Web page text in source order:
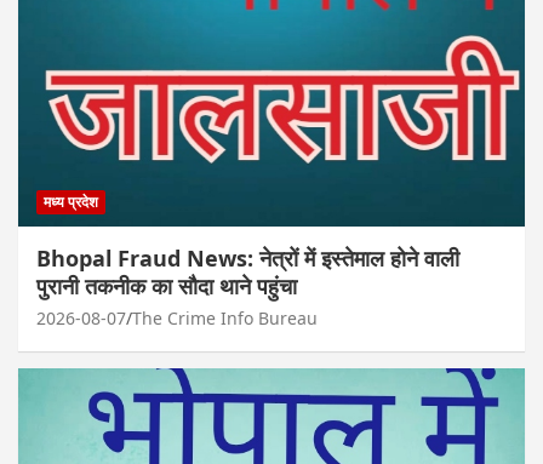
मध्य प्रदेश
Bhopal Fraud News: नेत्रों में इस्तेमाल होने वाली
पुरानी तकनीक का सौदा थाने पहुंचा
2026-08-07 The Crime Info Bureau